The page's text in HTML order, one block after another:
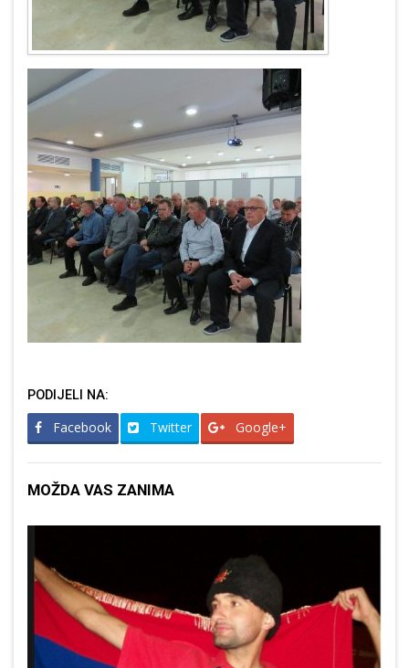
PODIJELI NA:
Facebook Twitter Google+
MOŽDA VAS ZANIMA